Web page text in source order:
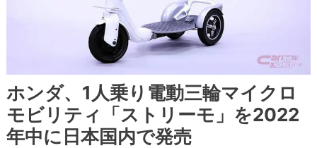
ホンダ、1人乗り電動三輪マイクロ
モビリティ「ストリーモ」を2022
年中に日本国内で発売